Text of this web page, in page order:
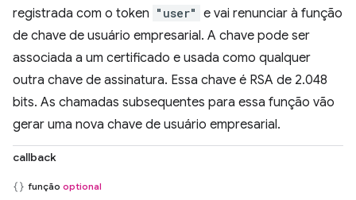
registrada com o token "user" e vai renunciar à função
de chave de usuário empresarial. A chave pode ser
associada a um certificado e usada como qualquer
outra chave de assinatura. Essa chave é RSA de 2.048
bits. As chamadas subsequentes para essa função vão
gerar uma nova chave de usuário empresarial.
callback
função optional